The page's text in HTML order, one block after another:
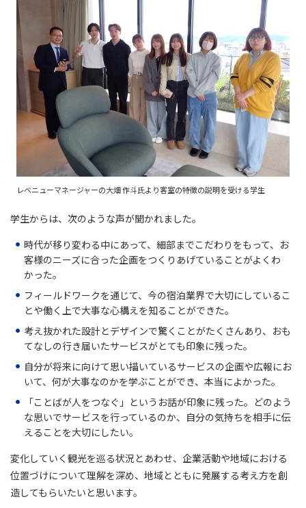
レベニューマネージャーの大畑 作斗氏より客室の特徴の説明を受ける学生
学生からは、次のような声が聞かれました。
時代が移り変わる中にあって、細部までこだわりをもって、お
客様のニーズに合った企画をつくりあげていることがよくわ
かった。
フィールドワークを通じて、今の宿泊業界で大切にしているこ
とや働く上で大事な心構えを知ることができた。
考え抜かれた設計とデザインで驚くことがたくさんあり、おも
てなしの行き届いたサービスがとても印象に残った。
自分が将来に向けて思い描いているサービスの企画や広報にお
いて、何が大事なのかを学ぶことができ、本当によかった。
「ことばが人をつなぐ」というお話が印象に残った。どのよう
な思いでサービスを行っているのか、自分の気持ちを相手に伝
えることを大切にしたい。
変化していく観光を巡る状況とあわせ、企業活動や地域における
位置づけについて理解を深め、地域とともに発展する考え方を創
造してもらいたいと思います。